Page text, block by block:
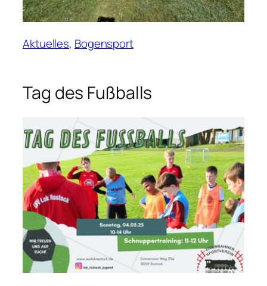
Aktuelles, Bogensport
Tag des Fußballs